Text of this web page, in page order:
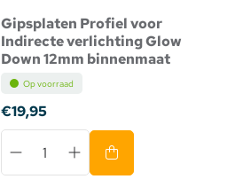
Gipsplaten Profiel voor
Indirecte verlichting Glow
Down 12mm binnenmaat
Op voorraad
€19,95